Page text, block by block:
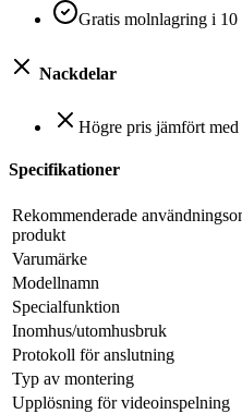
Gratis molnlagring i 10
Nackdelar
Högre pris jämfört
Specifikationer
Rekommenderade
produkt
Varumärke
Modellnamn
Specialfunktion
Inomhus/utomhusbruk
Protokoll för anslutning
Typ av montering
Upplösning för videoinspelning